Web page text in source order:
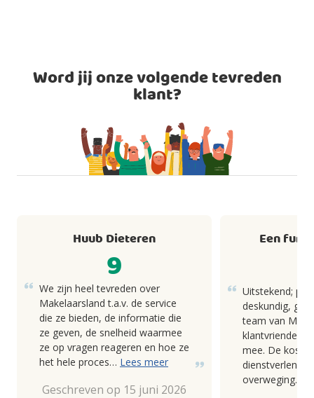
Word jij onze volgende tevreden
klant?
Huub Dieteren
9
We zijn heel tevreden over
Makelaarsland t.a.v. de service
die ze bieden, de informatie die
ze geven, de snelheid waarmee
ze op vragen reageren en hoe ze
het hele proces… Lees meer
Geschreven op 15 juni 2026
Een
Uitstekend;
deskundig,
team van
klantvriendelijk
mee. De
overweging.